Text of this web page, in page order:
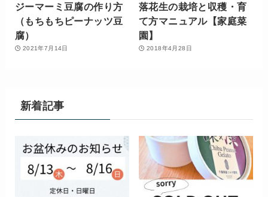
ジーマーミ豆腐の作り方
（もちもちピーナッツ豆
腐）
2021年7月14日
落花生の栽培と収穫・育
て方マニュアル【家庭菜
園】
2018年4月28日
新着記事